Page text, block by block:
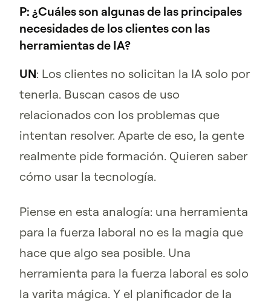
P: ¿Cuáles son algunas de las principales
necesidades de los clientes con las
herramientas de IA?
UN: Los clientes no solicitan la IA solo por
tenerla. Buscan casos de uso
relacionados con los problemas que
intentan resolver. Aparte de eso, la gente
realmente pide formación. Quieren saber
cómo usar la tecnología.
Piense en esta analogía: una herramienta
para la fuerza laboral no es la magia que
hace que algo sea posible. Una
herramienta para la fuerza laboral es solo
la varita mágica. Y el planificador de la